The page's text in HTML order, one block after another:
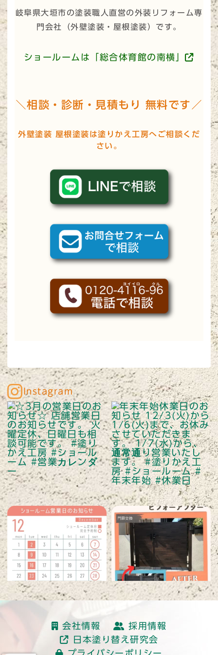
岐阜県大垣市の塗装職人直営の外装リフォーム専
門会社（外壁塗装・屋根塗装）です。
ショールームは「総合体育館の南横」
＼相談・診断・見積もり 無料です／
外壁塗装 屋根塗装は塗りかえ工房へご相談くだ
さい。
Instagram
読み込む
会社情報
採用情報
日本塗り替え研究会
プライバシーポリシー